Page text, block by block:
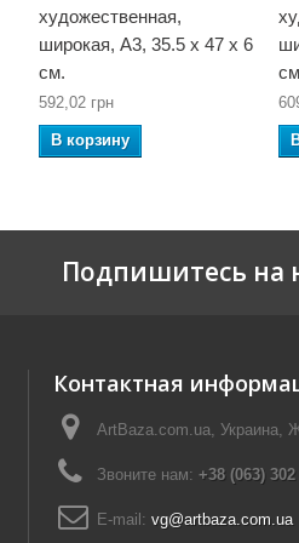
художественная,
широкая, А3, 35.5 x 47 x 6
см.
592,02 грн
В корзину
см
Подпишитесь на
Контактная
ArtBaza.com.ua, Украина,
Звоните нам: +38 (063) 302
E-mail: vg@artbaza.com.ua